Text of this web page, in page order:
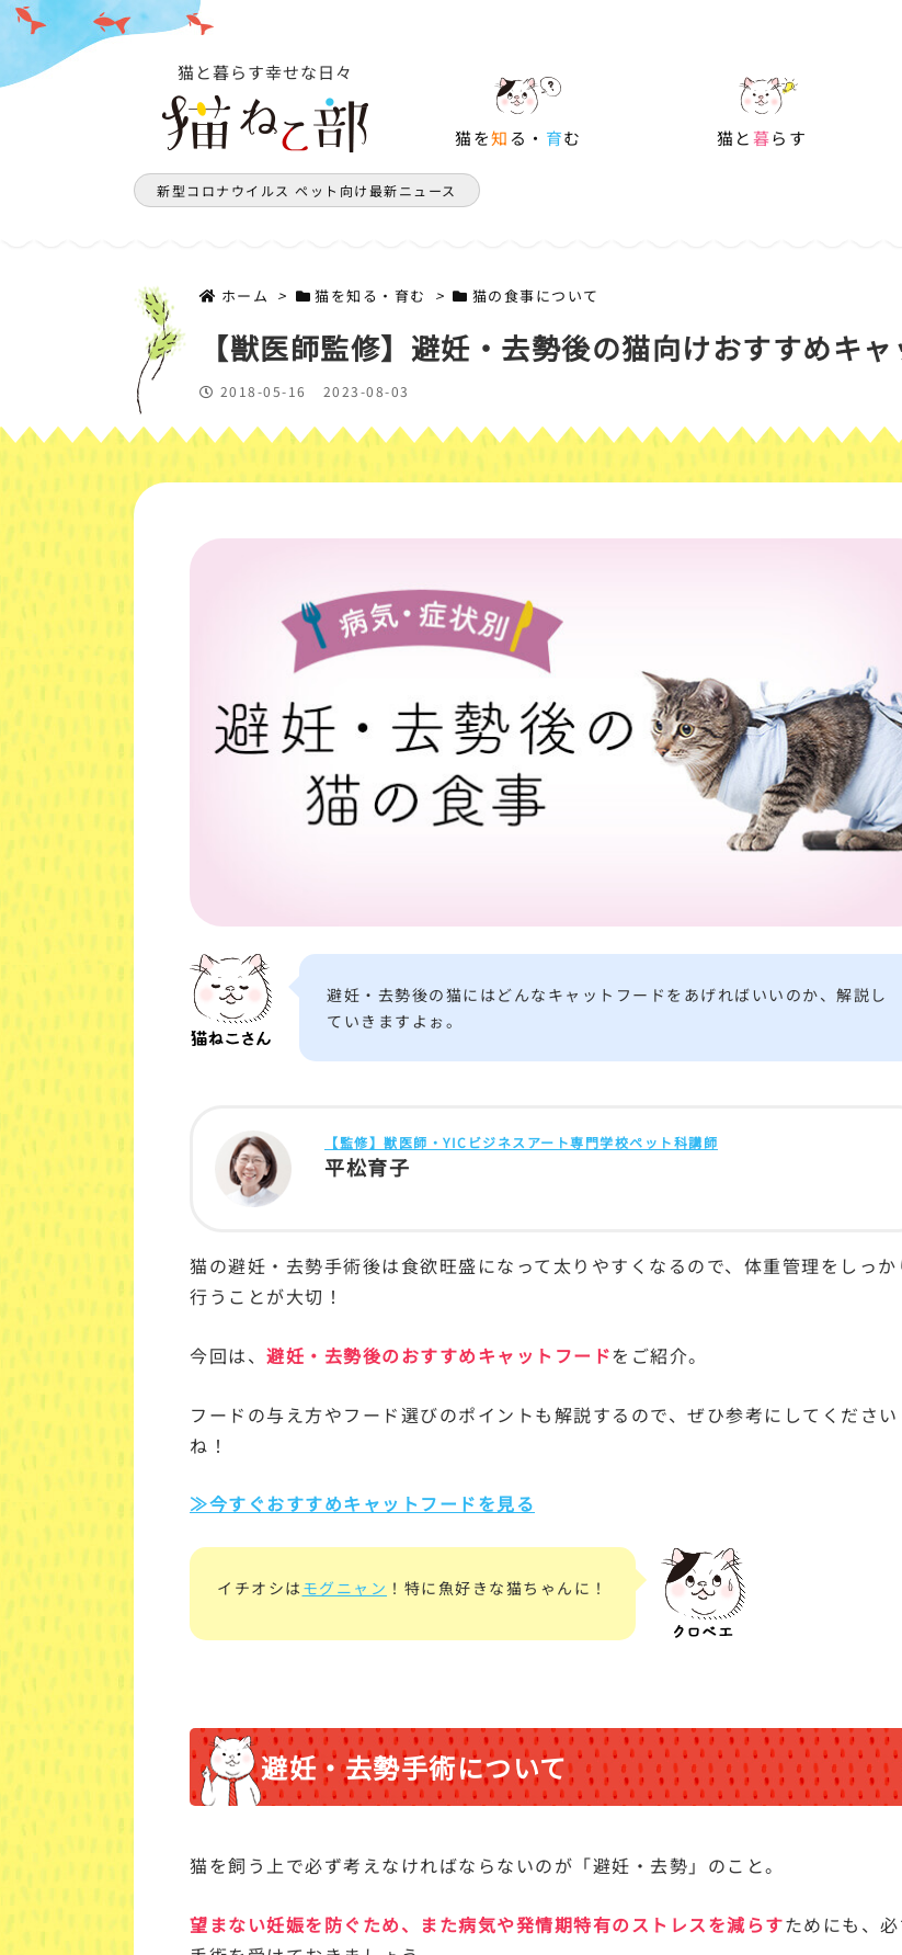
猫と暮らす幸せな日々
猫を知 る・ 育む 猫と暮らす
新型コロナウイルス ペット向け最新ニュース
ホーム > 猫を知る・育む > 猫の食事について
【獣医師監修】避妊・去勢後の猫向けおすすめキ
2018-05-16 2023-08-03
避妊・去勢後の猫にはどんなキャットフードをあげればいいのか、解説し
ていきますよぉ。
【監修】獣医師・YICビジネスアート専門学校ペット科講師
平松育子
猫の避妊・去勢手術後は食欲旺盛になって太りやすくなるので、体重管理をしっか
行うことが大切！
今回は、 避妊・去勢後のおすすめキャットフードをご紹介。
フードの与え方やフード選びのポイントも解説するので、ぜひ参考にしてください
ね！
≫今すぐおすすめキャットフードを見る
イチオシは モグニャン ！特に魚好きな猫ちゃんに！
避妊・去勢手術について
猫を飼う上で必ず考えなければならないのが「避妊・去勢」のこと。
望まない妊娠を防ぐため、また病気や発情期特有のストレスを減らすためにも、